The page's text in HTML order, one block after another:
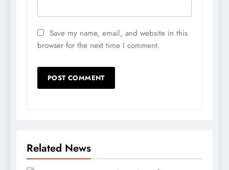
Save my name, email, and website in this
browser for the next time I comment.
Related News